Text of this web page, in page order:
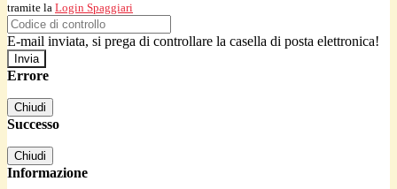
tramite la Login Spaggiari
E-mail inviata, si prega di controllare la casella di posta elettronica!
Errore
Chiudi
Successo
Chiudi
Informazione